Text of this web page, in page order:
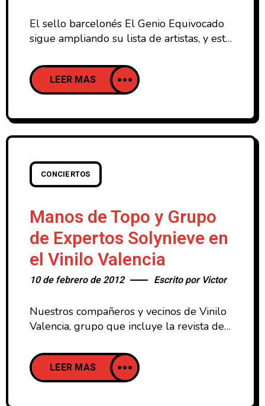
El sello barcelonés El Genio Equivocado
sigue ampliando su lista de artistas, y esta
Barcelona que se estrenaba en 2006 con
una demo titulada “El hombre teórico”.
Tras fichar por El Genio Equivocado,
debut. Se grabó en directo en los
estudios
LEER MAS
CONCIERTOS
Manos de Topo y Grupo
de Expertos Solynieve en
el Vinilo Valencia
10 de febrero de 2012 Escrito por Victor
Nuestros compañeros y vecinos de Vinilo
Valencia, grupo que incluye la revista de
de radio Vinilo Valencia además de una
promotora musical, están de
celebración. Concretamente celebran su
LEER MAS